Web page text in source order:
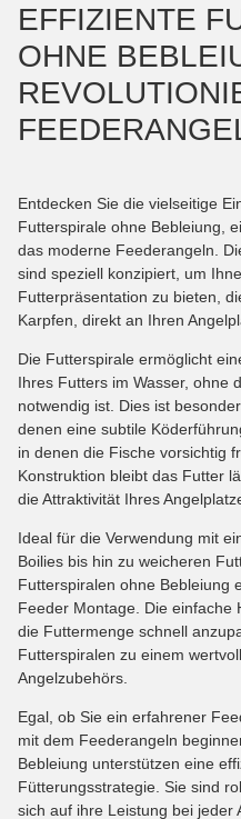
EFFIZIENTE
OHNE
Entdecken Sie die vielseitige
Futterspirale ohne Bebleiung,
das moderne Feederangeln.
sind speziell konzipiert, um
Futterpräsentation zu bieten,
Karpfen, direkt an Ihren
Die Futterspirale ermöglicht
Ihres Futters im Wasser, ohne
notwendig ist. Dies ist
denen eine subtile
in denen die Fische vorsichtig
Konstruktion bleibt das Futter
die Attraktivität Ihres
Ideal für die Verwendung mit
Boilies bis hin zu weicheren
Futterspiralen ohne Bebleiung
Feeder Montage. Die einfache
die Futtermenge schnell
Futterspiralen zu einem
Angelzubehörs.
Egal, ob Sie ein erfahrener
mit dem Feederangeln
Bebleiung unterstützen eine
Fütterungsstrategie. Sie sind
sich auf ihre Leistung bei jeder